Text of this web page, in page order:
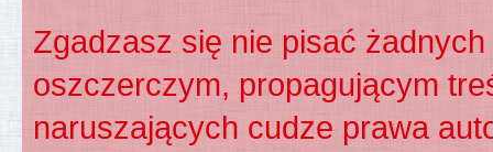
Zgadzasz się nie pisać
oszczerczym, propagującym
naruszających cudze prawa